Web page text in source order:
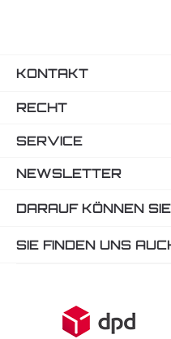
KONTAKT
RECHT
SERVICE
NEWSLETTER
DARAUF KÖNNEN
SIE FINDEN UNS